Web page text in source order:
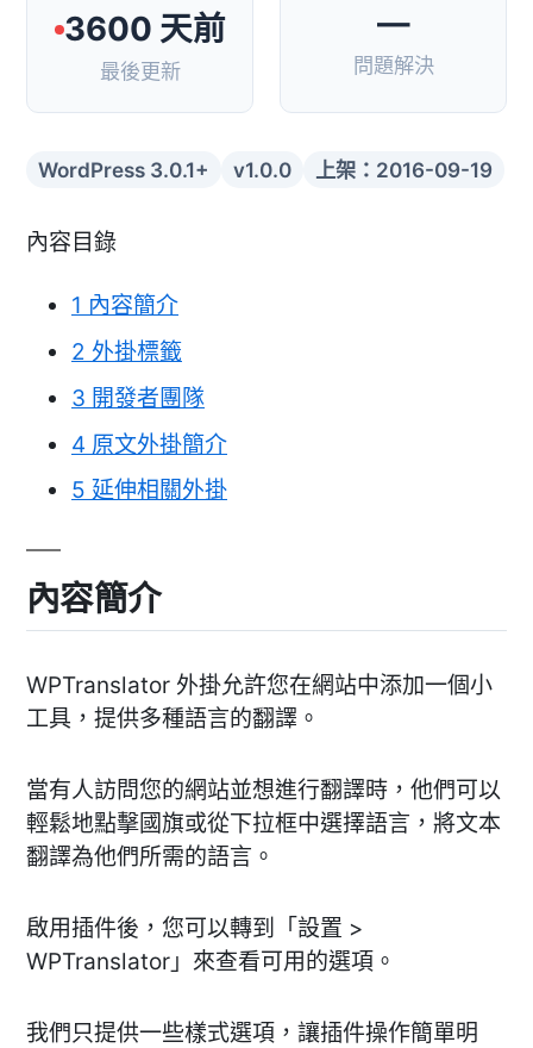
3600 天前
最後更新
—
問題解決
WordPress 3.0.1+ v1.0.0 上架：2016-09-19
內容目錄
1 內容簡介
2 外掛標籤
3 開發者團隊
4 原文外掛簡介
5 延伸相關外掛
內容簡介
WPTranslator 外掛允許您在網站中添加一個小
工具，提供多種語言的翻譯。
當有人訪問您的網站並想進行翻譯時，他們可以
輕鬆地點擊國旗或從下拉框中選擇語言，將文本
翻譯為他們所需的語言。
啟用插件後，您可以轉到「設置 >
WPTranslator」來查看可用的選項。
我們只提供一些樣式選項，讓插件操作簡單明